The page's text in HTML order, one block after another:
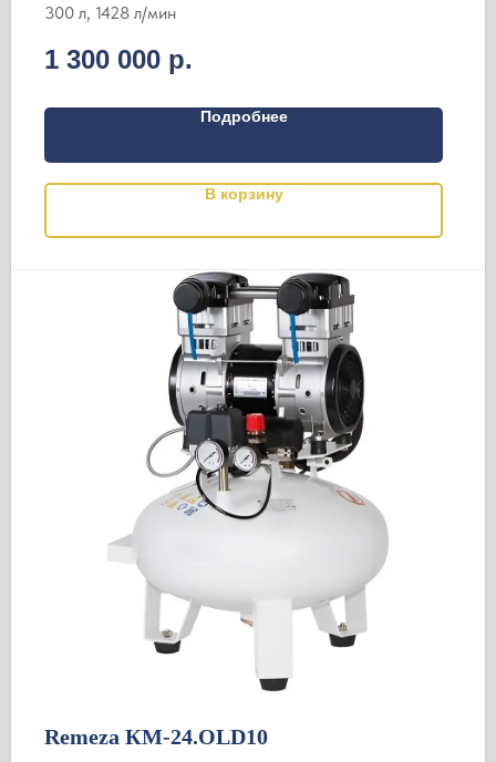
300 л, 1428 л/мин
1 300 000 р.
Подробнее
В корзину
Remeza КМ-24.OLD10